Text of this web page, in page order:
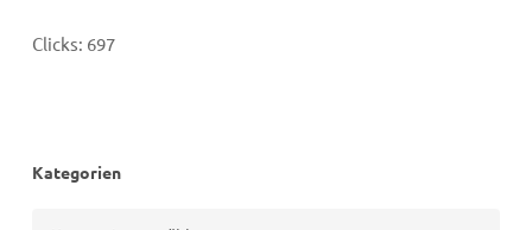
Clicks: 697
Kategorien